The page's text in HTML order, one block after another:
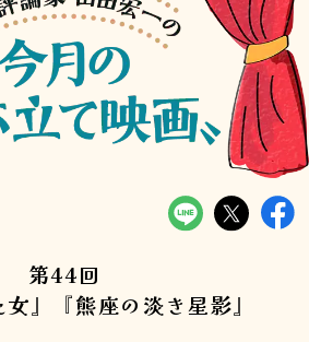
第44回
女』『熊座の淡き星影』